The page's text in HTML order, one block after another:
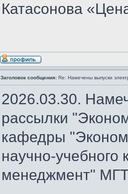
Катасонова
Заголовок сообщения: Re: Намечены выпуски
2026.03.30.
рассылки
кафедры
научно-
менеджмент"